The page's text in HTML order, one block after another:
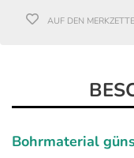
AUF DEN
Bohrmaterial